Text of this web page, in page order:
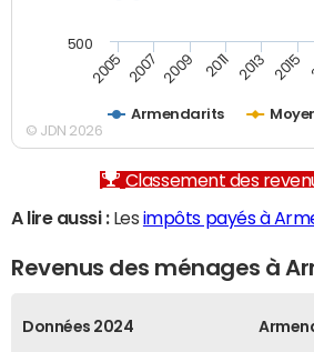
Armendarits
2005 2007 2009 2011 2013 2015
500
© JDN 2026
Classement des
A lire aussi :Les impôts payés à
Revenus des ménages à
Données 2024